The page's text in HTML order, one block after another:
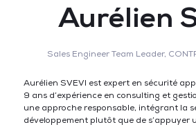
Aurélien
Sales Engineer Team Leader,
Aurélien SVEVI est expert en sécurité
9 ans d’expérience en consulting et
une approche responsable, intégrant la
développement plutôt que de s’appuyer